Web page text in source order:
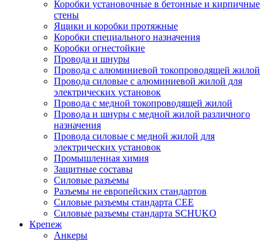
Коробки установочные в бетонные и кирпичные
стены
Ящики и коробки протяжные
Коробки специального назначения
Коробки огнестойкие
Провода и шнуры
Провода с алюминиевой токопроводящей жилой
Провода силовые с алюминиевой жилой для
электрических установок
Провода с медной токопроводящей жилой
Провода и шнуры с медной жилой различного
назначения
Провода силовые с медной жилой для
электрических установок
Промышленная химия
Защитные составы
Силовые разъемы
Разъемы не европейских стандартов
Силовые разъемы стандарта CEE
Силовые разъемы стандарта SCHUKO
Крепеж
Анкеры